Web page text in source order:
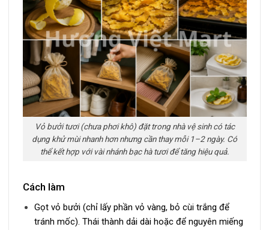
Vỏ bưởi tươi (chưa phơi khô) đặt trong nhà vệ sinh có tác
dụng khử mùi nhanh hơn nhưng cần thay mỗi 1–2 ngày. Có
thể kết hợp với vài nhánh bạc hà tươi để tăng hiệu quả.
Cách làm
Gọt vỏ bưởi (chỉ lấy phần vỏ vàng, bỏ cùi trắng để
tránh mốc). Thái thành dải dài hoặc để nguyên miếng